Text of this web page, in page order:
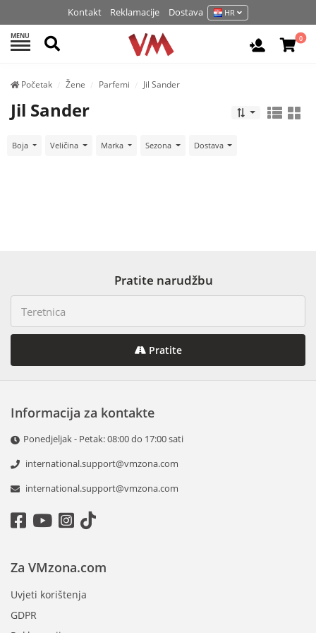
Kontakt Reklamacije Dostava HR
MENU Pretraži Prijavite
0
Početak Žene Parfemi Jil Sander
Jil Sander
Boja Veličina Marka Sezona Dostava
Pratite narudžbu
Pratite
Informacija za kontakte
Ponedjeljak - Petak: 08:00 do 17:00 sati
international.support@vmzona.com
international.support@vmzona.com
Za VMzona.com
Uvjeti korištenja
GDPR